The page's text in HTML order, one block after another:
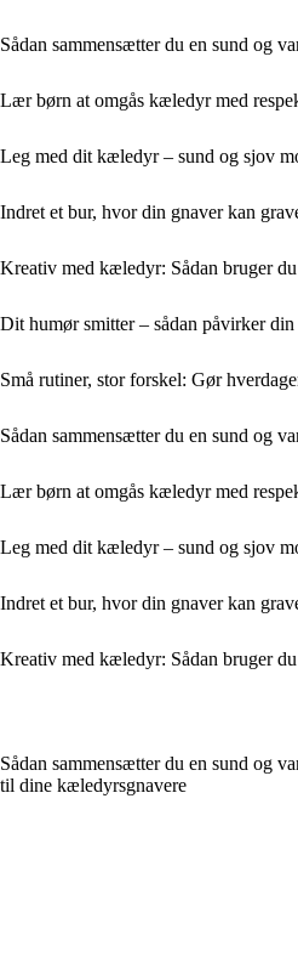
Sådan sammensætter du en sund og
Lær børn at omgås kæledyr med
Leg med dit kæledyr – sund og sjov
Indret et bur, hvor din gnaver kan
Kreativ med kæledyr: Sådan bruger
Dit humør smitter – sådan påvirker
Små rutiner, stor forskel: Gør
Sådan sammensætter du en sund og
Lær børn at omgås kæledyr med
Leg med dit kæledyr – sund og sjov
Indret et bur, hvor din gnaver kan
Kreativ med kæledyr: Sådan bruger
Sådan sammensætter du en sund og
til dine kæledyrsgnavere